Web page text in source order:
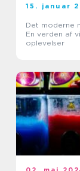
15. januar
Det moderne
En verden af
oplevelser